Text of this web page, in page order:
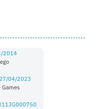
2014
04/2023
Games